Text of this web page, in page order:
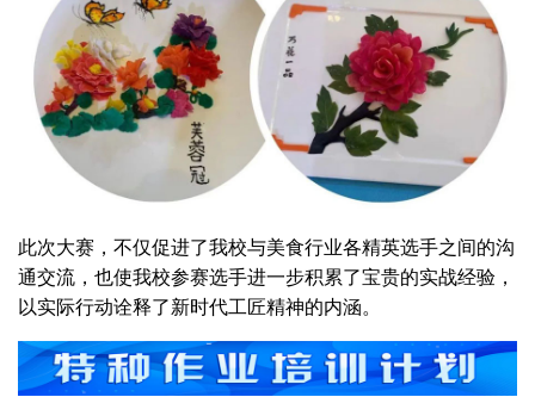
此次大赛，不仅促进了我校与美食行业各精英选手之间的沟
通交流，也使我校参赛选手进一步积累了宝贵的实战经验，
以实际行动诠释了新时代工匠精神的内涵。